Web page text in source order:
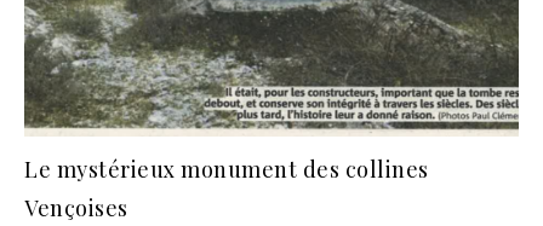
Le mystérieux monument des collines
Vençoises